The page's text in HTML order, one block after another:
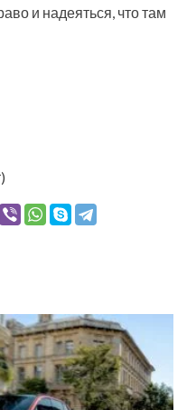
и надеяться, что там